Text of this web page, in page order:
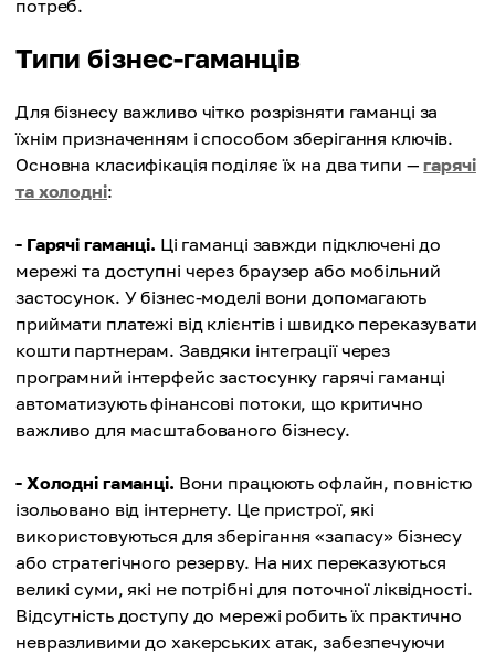
потреб.
Типи бізнес-гаманців
Для бізнесу важливо чітко розрізняти гаманці за
їхнім призначенням і способом зберігання ключів.
Основна класифікація поділяє їх на два типи —гарячі
та холодні:
- Гарячі гаманці. Ці гаманці завжди підключені до
мережі та доступні через браузер або мобільний
застосунок. У бізнес-моделі вони допомагають
приймати платежі від клієнтів і швидко переказувати
кошти партнерам. Завдяки інтеграції через
програмний інтерфейс застосунку гарячі гаманці
автоматизують фінансові потоки, що критично
важливо для масштабованого бізнесу.
- Холодні гаманці. Вони працюють офлайн, повністю
ізольовано від інтернету. Це пристрої, які
використовуються для зберігання «запасу» бізнесу
або стратегічного резерву. На них переказуються
великі суми, які не потрібні для поточної ліквідності.
Відсутність доступу до мережі робить їх практично
невразливими до хакерських атак, забезпечуючи